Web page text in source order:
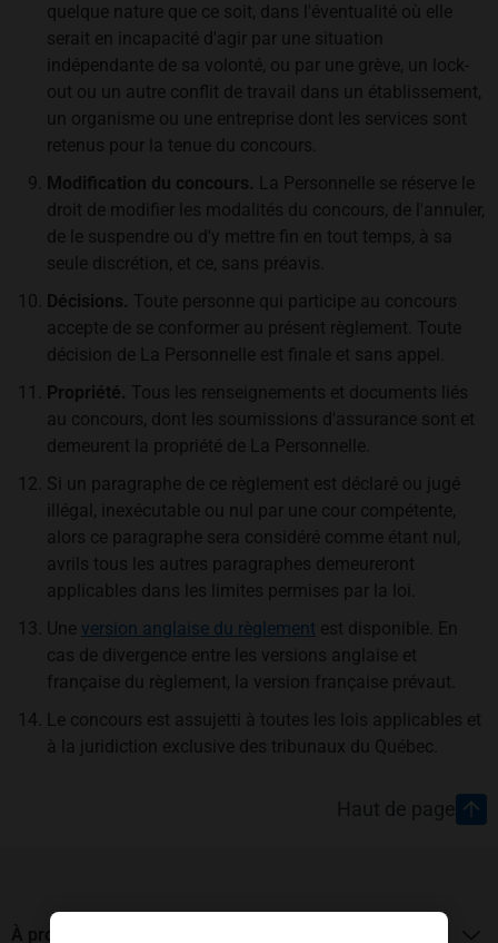
quelque nature que ce soit, dans l'éventualité où elle
serait en incapacité d'agir par une situation
indépendante de sa volonté, ou par une grève, un lock-
out ou un autre conflit de travail dans un établissement,
un organisme ou une entreprise dont les services sont
retenus pour la tenue du concours.
Modification du concours. La Personnelle se réserve le
droit de modifier les modalités du concours, de l'annuler,
de le suspendre ou d'y mettre fin en tout temps, à sa
seule discrétion, et ce, sans préavis.
Décisions. Toute personne qui participe au concours
accepte de se conformer au présent règlement. Toute
décision de La Personnelle est finale et sans appel.
Propriété. Tous les renseignements et documents liés
au concours, dont les soumissions d'assurance sont et
demeurent la propriété de La Personnelle.
Si un paragraphe de ce règlement est déclaré ou jugé
illégal, inexécutable ou nul par une cour compétente,
alors ce paragraphe sera considéré comme étant nul,
avrils tous les autres paragraphes demeureront
applicables dans les limites permises par la loi.
Une version anglaise du règlement est disponible. En
cas de divergence entre les versions anglaise et
française du règlement, la version française prévaut.
Le concours est assujetti à toutes les lois applicables et
à la juridiction exclusive des tribunaux du Québec.
Haut de page